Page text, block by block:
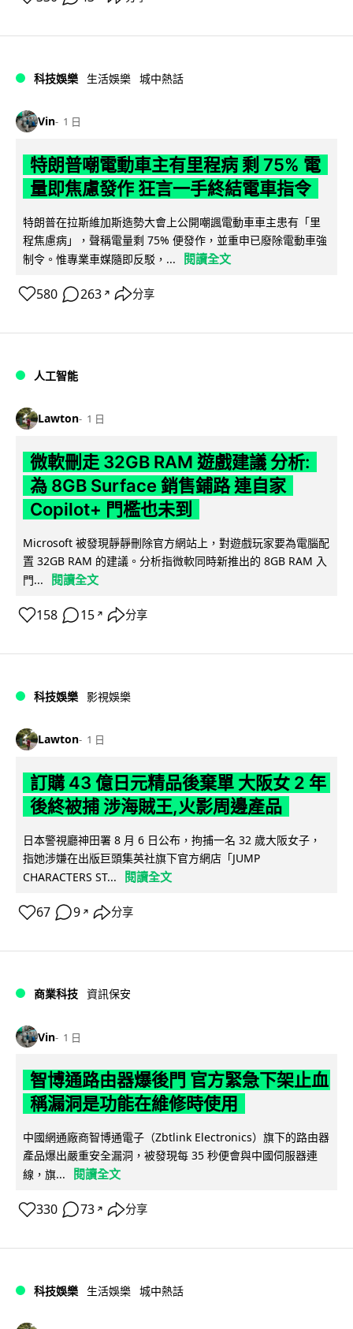
科技娛樂 生活娛樂 城中熱話
Vin 1 日
特朗普嘲電動車主有里程病 剩 75% 電
量即焦慮發作 狂言一手終結電車指令
特朗普在拉斯維加斯造勢大會上公開嘲諷電動車車主患有「里
程焦慮病」，聲稱電量剩 75% 便發作，並重申已廢除電動車強
制令。惟專業車媒隨即反駁，...
閱讀全文
580 263 ↗ 分享
人工智能
Lawton 1 日
微軟刪走 32GB RAM 遊戲建議 分析:
為 8GB Surface 銷售鋪路 連自家
Copilot+ 門檻也未到
Microsoft 被發現靜靜刪除官方網站上，對遊戲玩家要為電腦配
置 32GB RAM 的建議。分析指微軟同時新推出的 8GB RAM 入
門...
閱讀全文
158 15 ↗ 分享
科技娛樂 影視娛樂
Lawton 1 日
訂購 43 億日元精品後棄單 大阪女 2 年
後終被捕 涉海賊王,火影周邊產品
日本警視廳神田署 8 月 6 日公布，拘捕一名 32 歲大阪女子，
指她涉嫌在出版巨頭集英社旗下官方網店「JUMP
CHARACTERS ST...
閱讀全文
67 9 ↗ 分享
商業科技 資訊保安
Vin 1 日
智博通路由器爆後門 官方緊急下架止血
稱漏洞是功能在維修時使用
中國網通廠商智博通電子（Zbtlink Electronics）旗下的路由器
產品爆出嚴重安全漏洞，被發現每 35 秒便會與中國伺服器連
線，旗...
閱讀全文
330 73 ↗ 分享
科技娛樂 生活娛樂 城中熱話